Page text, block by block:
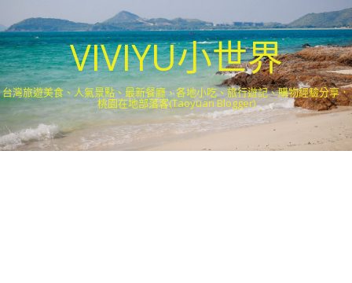
VIVIYU小世界
台灣旅遊美食、人氣景點、最新餐廳、各地小吃、旅行遊記、購物經驗分享．
桃園在地部落客(Taoyuan Blogger)